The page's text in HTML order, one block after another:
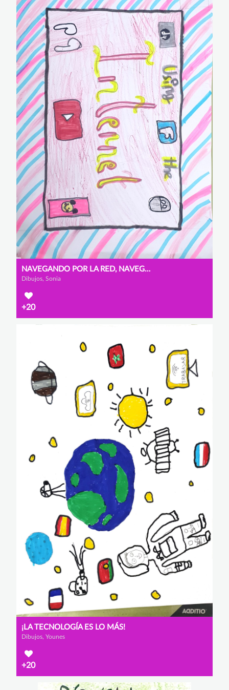
NAVEGANDO POR LA RED, NAVEGANDO EN INTERNET
Dibujos, Sonia
+20
¡LA TECNOLOGÍA ES LO MÁS!
Dibujos, Younes
+20